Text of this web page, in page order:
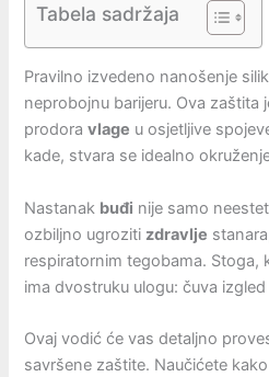
Tabela sadržaja
Pravilno izvedeno nanošenje
neprobojnu barijeru. Ova zaštita
prodoravlage u osjetljive
kade, stvara se idealno
Nastanak buđi nije samo
ozbiljno ugroziti zdravlje
respiratornim tegobama. Stoga,
ima dvostruku ulogu: čuva
Ovaj vodić će vas detaljno
savršene zaštite. Naučićete